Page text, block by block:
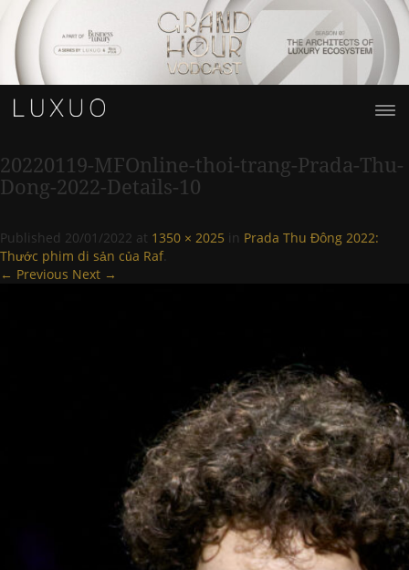
20220119-MFOnline-thoi-trang-Prada-Thu-
Dong-2022-Details-10
Published 20/01/2022 at 1350 × 2025 in Prada Thu Đông 2022:
Thước phim di sản của Raf.
← Previous Next →